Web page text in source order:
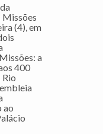
Missões
(4), em
a
400
Rio
ao